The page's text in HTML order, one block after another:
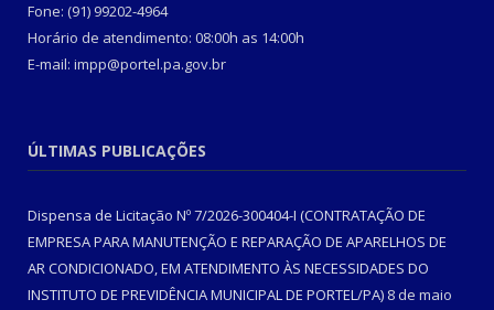
Fone: (91) 99202-4964
Horário de atendimento: 08:00h as 14:00h
E-mail: impp@portel.pa.gov.br
ÚLTIMAS PUBLICAÇÕES
Dispensa de Licitação Nº 7/2026-300404-I (CONTRATAÇÃO DE
EMPRESA PARA MANUTENÇÃO E REPARAÇÃO DE APARELHOS DE
AR CONDICIONADO, EM ATENDIMENTO ÀS NECESSIDADES DO
INSTITUTO DE PREVIDÊNCIA MUNICIPAL DE PORTEL/PA) 8 de maio